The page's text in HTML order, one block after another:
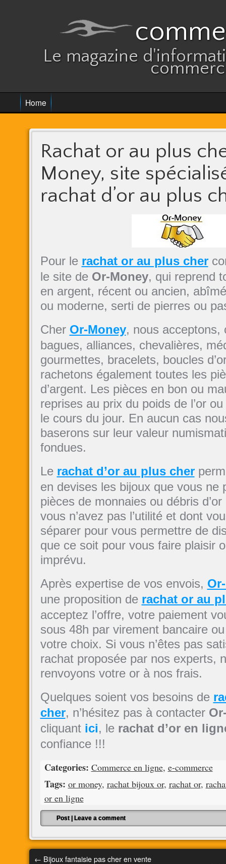
Le magazine
Home
Rachat or au plus
Money, site
rachat d’or au plus
Pour le rachat or au plus cher
le site de Or-Money, qui reprend
en argent, récent ou ancien,
ou moderne, serti de pierres ou
Cher Or-Money, nous acceptons,
bagues, alliances, chevalières,
gourmettes, bracelets, boucles
rachetons également toutes les
d’argent. Les pièces en bon ou
reprises au prix du poids de l’or
le cours du jour. En aucun cas
baserons sur leur valeur
fondues.
Le rachat d’or au plus cher
en devises les bijoux que vous ne
pièces de monnaies ou débris d’or
vous n’avez pas l’utilité et dont
séparer pour vous permettre de
que ce soit pour vous faire plaisir
imprévu.
Après expertise de vos envois,
une proposition de rachat or au
acceptez l’offre, votre paiement
sous 48h par virement bancaire
votre choix. Si vous n’êtes pas
rachat proposée par nos experts,
renvoyons votre or à nos frais.
Quelques soient vos besoins de
cher, n’hésitez pas à contacter
cliquant ici, le rachat d’or en
confiance !!!
Categories: Commerce en ligne, e-commerce
Tags: or money, rachat bijoux or, rachat or,
or en ligne
Post Leave a comment
← Bijoux fantaisie pas cher en vente